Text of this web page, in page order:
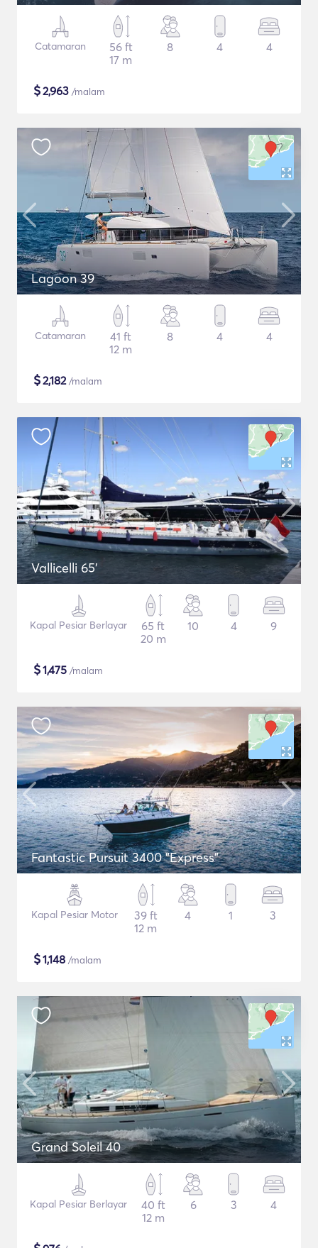
Catamaran
56 ft
17 m
8 4 4
$2,963 /malam
Lagoon 39
Catamaran
41 ft
12 m
8 4 4
$2,182/malam
Vallicelli 65'
Kapal Pesiar Berlayar
65 ft
20 m
10 4 9
$1,475 /malam
Fantastic Pursuit 3400 "Express"
Kapal Pesiar Motor
39 ft
12 m
4 1 3
$1,148 /malam
Grand Soleil 40
Kapal Pesiar Berlayar
40 ft
12 m
6 3 4